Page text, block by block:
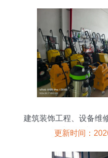
建筑装饰工程、设备维
地坪的综合
更新时间：